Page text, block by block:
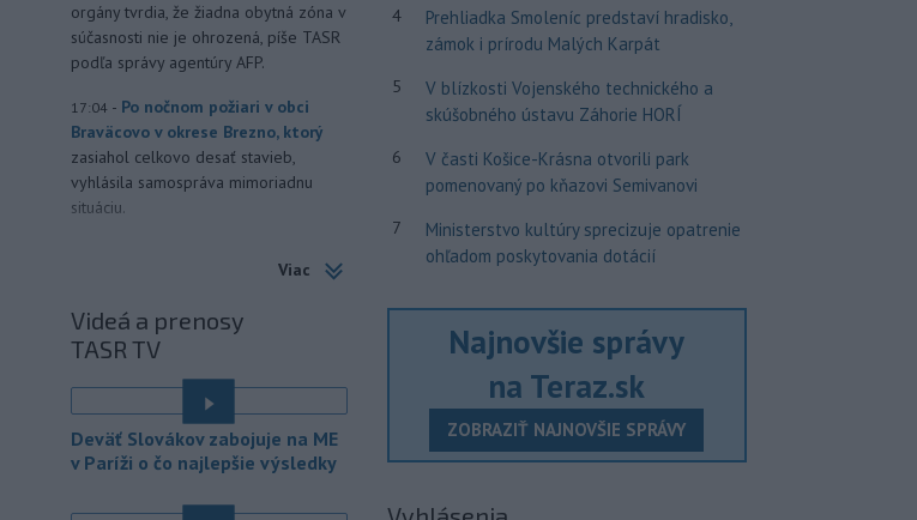
orgány tvrdia, že žiadna obytná zóna v
súčasnosti nie je ohrozená, píše TASR
podľa správy agentúry AFP.
17:04 - Po nočnom požiari v obci
Braväcovo v okrese Brezno, ktorý
zasiahol celkovo desať stavieb,
vyhlásila samospráva mimoriadnu
situáciu.
tvoria kolóny vozidiel v každom
Usmerňované sú bratislavskou
políciou.
V tesnej blízkosti
Vojenského technického a
skúšobného ústavu (VTSÚ) Záhorie
vypukol v sobotu popoludní lesný
Viac
Videá a prenosy
TASR TV
Deväť Slovákov zabojuje na ME
v Paríži o čo najlepšie výsledky
4
Prehliadka Smoleníc predstaví hradisko,
zámok i prírodu Malých Karpát
5
V blízkosti Vojenského technického a
skúšobného ústavu Záhorie HORÍ
6
V časti Košice-Krásna otvorili park
pomenovaný po kňazovi Semivanovi
7
Ministerstvo kultúry sprecizuje opatrenie
ohľadom poskytovania dotácií
Najnovšie správy
na Teraz.sk
ZOBRAZIŤ NAJNOVŠIE SPRÁVY